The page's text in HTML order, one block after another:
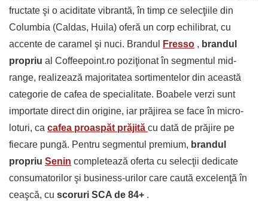
fructate şi o aciditate vibrantă, în timp ce selecţiile din
Columbia (Caldas, Huila) oferă un corp echilibrat, cu
accente de caramel şi nuci. Brandul
Fresso , brandul
propriu al Coffeepoint.ro poziţionat în segmentul mid-
range, realizează majoritatea sortimentelor din această
categorie de cafea de specialitate. Boabele verzi sunt
importate direct din origine, iar prăjirea se face în micro-
loturi, ca cafea proaspăt prăjită cu dată de prăjire pe
fiecare pungă. Pentru segmentul premium, brandul
propriu Senin completează oferta cu selecţii dedicate
consumatorilor şi business-urilor care caută excelenţă în
ceaşcă, cu scoruri SCA de 84+ .